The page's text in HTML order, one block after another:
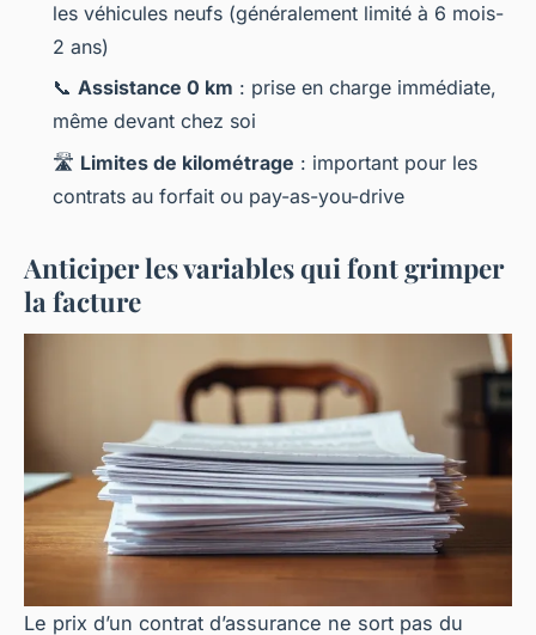
les véhicules neufs (généralement limité à 6 mois-
2 ans)
📞 Assistance 0 km : prise en charge immédiate,
même devant chez soi
🛣️ Limites de kilométrage : important pour les
contrats au forfait ou pay-as-you-drive
Anticiper les variables qui font grimper
la facture
Le prix d’un contrat d’assurance ne sort pas du